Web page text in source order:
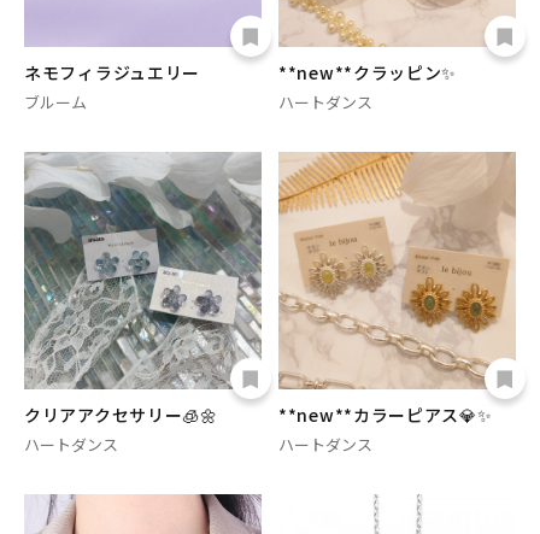
ネモフィラジュエリー
ブルーム
**new**クラッピン✨
ハートダンス
クリアアクセサリー🧊🌼
ハートダンス
**new**カラーピアス💎✨
ハートダンス